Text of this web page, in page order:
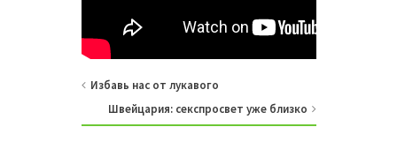
Избавь нас от лукавого
Швейцария: секспросвет уже близко